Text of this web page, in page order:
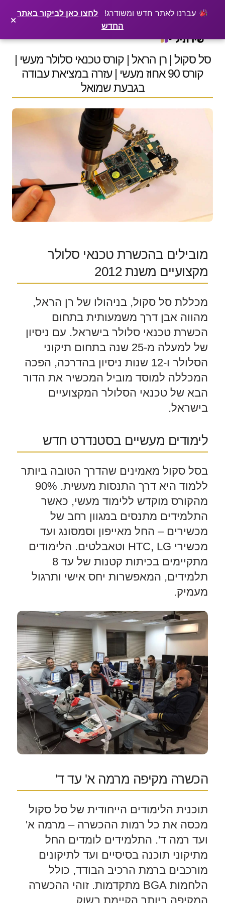
עברנו לאתר חדש ומשודרג!
לחצו כאן לביקור באתר
החדש
×
רוצים שלקוחות ימצאו אתכם בגוגל? שירתיל מפרסמת כתבה מקצועית עליכם פרסמו כתבה ←
to
contentסל סקול | רן הראל | קורס טכנאי סלולר מעשי |
קורס 90 אחוז מעשי | עזרה במציאת עבודה
בגבעת שמואל
מובילים בהכשרת טכנאי סלולר
מקצועיים משנת 2012
מכללת סל סקול, בניהולו של רן הראל,
מהווה אבן דרך משמעותית בתחום
הכשרת טכנאי סלולר בישראל. עם ניסיון
של למעלה מ-25 שנה בתחום תיקוני
הסלולר ו-12 שנות ניסיון בהדרכה, הפכה
המכללה למוסד מוביל המכשיר את הדור
הבא של טכנאי הסלולר המקצועיים
בישראל.
לימודים מעשיים בסטנדרט חדש
בסל סקול מאמינים שהדרך הטובה ביותר
ללמוד היא דרך התנסות מעשית. 90%
מהקורס מוקדש ללימוד מעשי, כאשר
התלמידים מתנסים במגוון רחב של
מכשירים – החל מאייפון וסמסונג ועד
מכשירי HTC, LG וטאבלטים. הלימודים
מתקיימים בכיתות קטנות של עד 8
תלמידים, המאפשרות יחס אישי ותרגול
מעמיק.
הכשרה מקיפה מרמה א' עד ד'
תוכנית הלימודים הייחודית של סל סקול
מכסה את כל רמות ההכשרה – מרמה א'
ועד רמה ד'. התלמידים לומדים החל
מתיקוני תוכנה בסיסיים ועד לתיקונים
מורכבים ברמת הרכיב הבודד, כולל
הלחמות BGA מתקדמות. זוהי ההכשרה
המקיפה ביותר הקיימת בשוק.